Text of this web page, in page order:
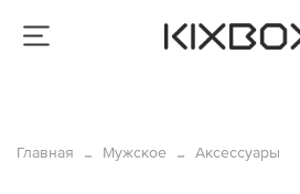
Главная Мужское Аксессуары